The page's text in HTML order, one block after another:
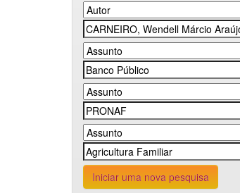
Iniciar uma nova pesquisa